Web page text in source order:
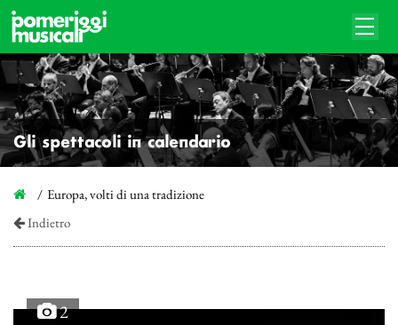
Gli spettacoli in calendario
Europa, volti di una tradizione
Indietro
2